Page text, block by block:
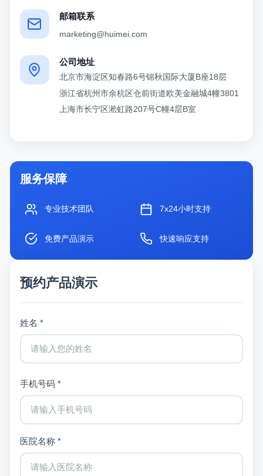
邮箱联系
marketing@huimei.com
公司地址
北京市海淀区知春路6号锦秋国际大厦B座18层
浙江省杭州市余杭区仓前街道欧美金融城4幢3801
上海市长宁区淞虹路207号C幢4层B室
服务保障
专业技术团队 7x24小时支持
免费产品演示 快速响应支持
预约产品演示
姓名 *
手机号码 *
医院名称 *